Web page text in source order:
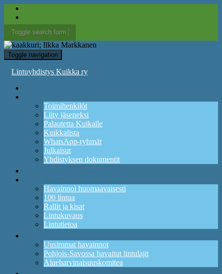
Toggle search form
Search for:
Toggle navigation
Lintuyhdistys Kuikka ry
Toimihenkilöt
Liity jäseneksi
Palautetta Kuikalle
Kuikkalista
WhatsApp-ryhmät
Julkaisut
Yhdistyksen dokumentit
Havainnoi huomaavaisesti
100 lintua
Rallit ja kisat
Lintukuvaus
Lintutietoa
Uusimmat havainnot
Pohjois-Savossa havaitut lintulajit
Alueharvinaisuuskomitea